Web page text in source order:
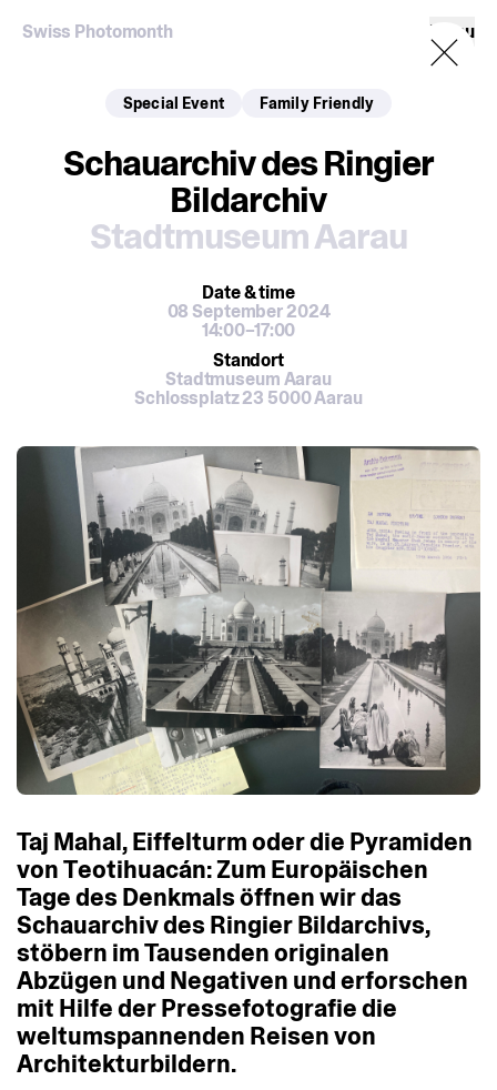
Swiss Photomonth Menu
Special Event Family Friendly
Schauarchiv des Ringier
Bildarchiv
Stadtmuseum Aarau
Date& time
08 September 2024
14:00–17:00
Standort
Stadtmuseum Aarau
Schlossplatz 23 5000 Aarau
Taj Mahal,Eiffelturmoderdie Pyramiden
vonTeotihuacán:Zum Europäischen
Tagedes Denkmalsöffnenwirdas
Schauarchivdes RingierBildarchivs,
stöbern imTausendenoriginalen
Abzügen und Negativen underforschen
mit HilfederPressefotografiedie
weltumspannenden Reisenvon
Architekturbildern.